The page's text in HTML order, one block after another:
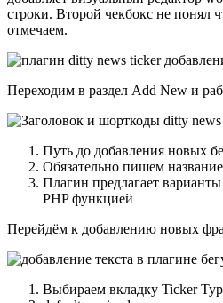
строки. Второй чекбокс не понял
отмечаем.
Переходим в раздел Add New и
Путь до добавления новых
Обязательно пишем
Плагин предлагает
PHP функцией
Перейдём к добавлению новых
Выбираем вкладку Ticker